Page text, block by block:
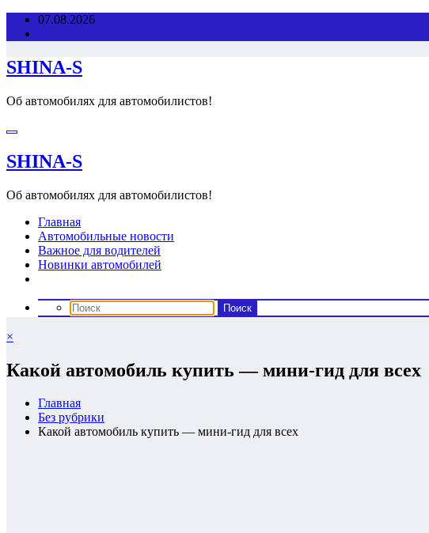
Перейти07.08.2026
SHINA-S
Об автомобилях для автомобилистов!
SHINA-S
Об автомобилях для автомобилистов!
Главная
Автомобильные новости
Важное для водителей
Новинки автомобилей
×
Какой автомобиль купить — мини-гид для всех
Главная
Без рубрики
Какой автомобиль купить — мини-гид для всех